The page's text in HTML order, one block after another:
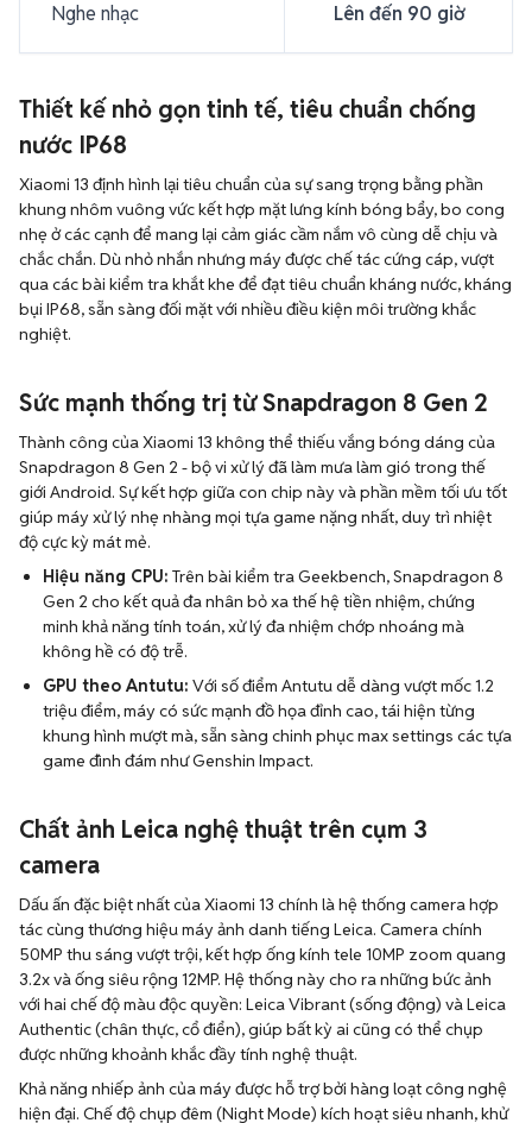
Nghe nhạc Lên đến 90 giờ
Thiết kế nhỏ gọn tinh tế, tiêu chuẩn chống
nước IP68
Xiaomi 13 định hình lại tiêu chuẩn của sự sang trọng bằng phần
khung nhôm vuông vức kết hợp mặt lưng kính bóng bẩy, bo cong
nhẹ ở các cạnh để mang lại cảm giác cầm nắm vô cùng dễ chịu và
chắc chắn. Dù nhỏ nhắn nhưng máy được chế tác cứng cáp, vượt
qua các bài kiểm tra khắt khe để đạt tiêu chuẩn kháng nước, kháng
bụi IP68, sẵn sàng đối mặt với nhiều điều kiện môi trường khắc
nghiệt.
Sức mạnh thống trị từ Snapdragon 8 Gen 2
Thành công của Xiaomi 13 không thể thiếu vắng bóng dáng của
Snapdragon 8 Gen 2 - bộ vi xử lý đã làm mưa làm gió trong thế
giới Android. Sự kết hợp giữa con chip này và phần mềm tối ưu tốt
giúp máy xử lý nhẹ nhàng mọi tựa game nặng nhất, duy trì nhiệt
độ cực kỳ mát mẻ.
Hiệu năng CPU: Trên bài kiểm tra Geekbench, Snapdragon 8
Gen 2 cho kết quả đa nhân bỏ xa thế hệ tiền nhiệm, chứng
minh khả năng tính toán, xử lý đa nhiệm chớp nhoáng mà
không hề có độ trễ.
GPU theo Antutu: Với số điểm Antutu dễ dàng vượt mốc 1.2
triệu điểm, máy có sức mạnh đồ họa đỉnh cao, tái hiện từng
khung hình mượt mà, sẵn sàng chinh phục max settings các tựa
game đình đám như Genshin Impact.
Chất ảnh Leica nghệ thuật trên cụm 3
camera
Dấu ấn đặc biệt nhất của Xiaomi 13 chính là hệ thống camera hợp
tác cùng thương hiệu máy ảnh danh tiếng Leica. Camera chính
50MP thu sáng vượt trội, kết hợp ống kính tele 10MP zoom quang
3.2x và ống siêu rộng 12MP. Hệ thống này cho ra những bức ảnh
với hai chế độ màu độc quyền: Leica Vibrant (sống động) và Leica
Authentic (chân thực, cổ điển), giúp bất kỳ ai cũng có thể chụp
được những khoảnh khắc đầy tính nghệ thuật.
Khả năng nhiếp ảnh của máy được hỗ trợ bởi hàng loạt công nghệ
hiện đại. Chế độ chụp đêm (Night Mode) kích hoạt siêu nhanh, khử